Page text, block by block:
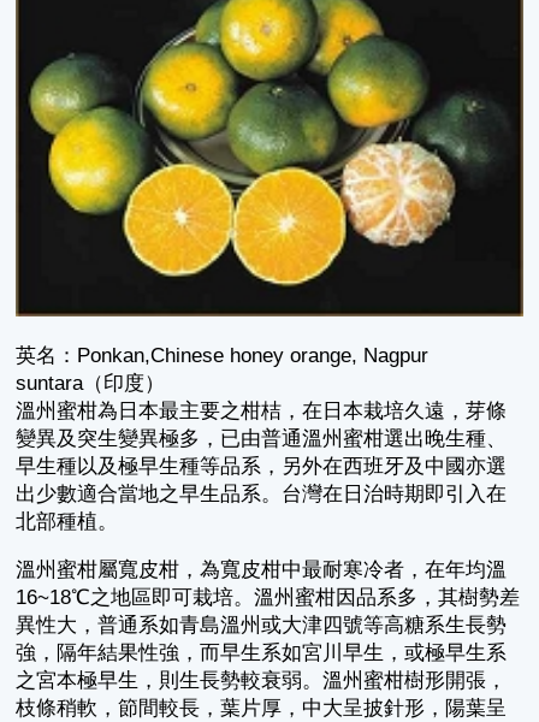
英名：Ponkan,Chinese honey orange, Nagpur
suntara（印度）
溫州蜜柑為日本最主要之柑桔，在日本栽培久遠，芽條
變異及突生變異極多，已由普通溫州蜜柑選出晚生種、
早生種以及極早生種等品系，另外在西班牙及中國亦選
出少數適合當地之早生品系。台灣在日治時期即引入在
北部種植。
溫州蜜柑屬寬皮柑，為寬皮柑中最耐寒冷者，在年均溫
16~18℃之地區即可栽培。溫州蜜柑因品系多，其樹勢差
異性大，普通系如青島溫州或大津四號等高糖系生長勢
強，隔年結果性強，而早生系如宮川早生，或極早生系
之宮本極早生，則生長勢較衰弱。溫州蜜柑樹形開張，
枝條稍軟，節間較長，葉片厚，中大呈披針形，陽葉呈